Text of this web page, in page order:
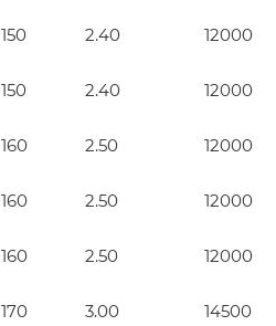
150 2.40 12000
150 2.40 12000
160 2.50 12000
160 2.50 12000
160 2.50 12000
170 3.00 14500